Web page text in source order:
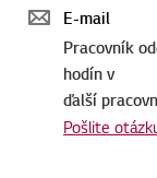
E-mail
Pracovník
hodín v
ďalší
Pošlite